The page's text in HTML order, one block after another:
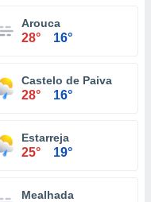
Arouca
28° 16°
Castelo de Paiva
28° 16°
Estarreja
25° 19°
Mealhada